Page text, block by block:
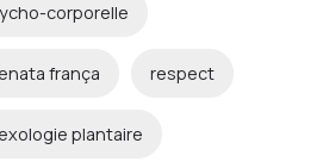
corporelle
frança respect
plantaire